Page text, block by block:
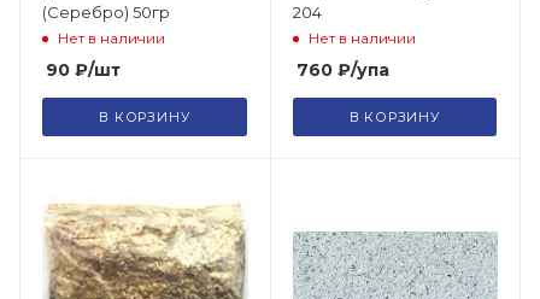
(Серебро) 50гр
Нет в наличии
90 ₽/шт
В КОРЗИНУ
204
Нет в наличии
760₽/упа
В КОРЗИНУ